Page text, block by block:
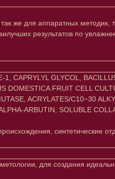
же для аппаратных методик,
результатов по
CAPRYLYL GLYCOL,
DOMESTICA FRUIT CELL
ACRYLATES/C10−30
ARBUTIN, SOLUBLE
синтетические
для создания